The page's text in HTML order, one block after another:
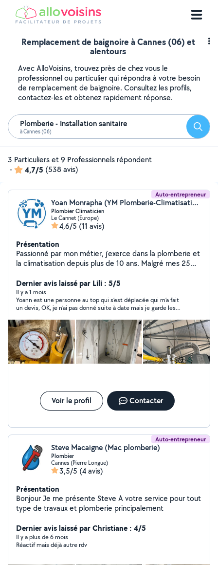
Remplacement de baignoire à Cannes (06) et
alentours
Avec AlloVoisins, trouvez près de chez vous le
professionnel ou particulier qui répondra à votre besoin
de remplacement de baignoire. Consultez les profils,
contactez-les et obtenez rapidement réponse.
Plomberie - Installation sanitaire
à Cannes (06)
3 Particuliers et 9 Professionnels répondent
-
4,7/5 (538 avis)
Auto-entrepreneur
Yoan Monrapha (YM Plomberie-Climatisation-Ventilation)
Plombier Climaticien
Le Cannet (Europe)
4,6/5 (11 avis)
Présentation
Passionné par mon métier, j'exerce dans la plomberie et
la climatisation depuis plus de 10 ans. Malgré mes 25
chantiers. Installation, dépannage, entretien, recherche
de fuite, pose de climatisation réversible, chauffe-eau,
sanitaires Je privilégie un travail propre, des tarifs justes
et la satisfaction de mes clients. N'hésitez pas à me
contacter pour discuter de votre projet
Dernier avis laissé par Lili : 5/5
Il y a 1 mois
Yoann est une personne au top qui s’est déplacée qui m’a fait
un devis, OK, je n’ai pas donné suite à date mais je garde les
super gentil et réactif et pris au top
Voir le profil Contacter
Auto-entrepreneur
Steve Macaigne (Mac plomberie)
Plombier
Cannes (Pierre Longue)
3,5/5 (4 avis)
Présentation
Bonjour Je me présente Steve A votre service pour tout
type de travaux et plomberie principalement
Dernier avis laissé par Christiane : 4/5
Il y a plus de 6 mois
Réactif mais déjà autre rdv